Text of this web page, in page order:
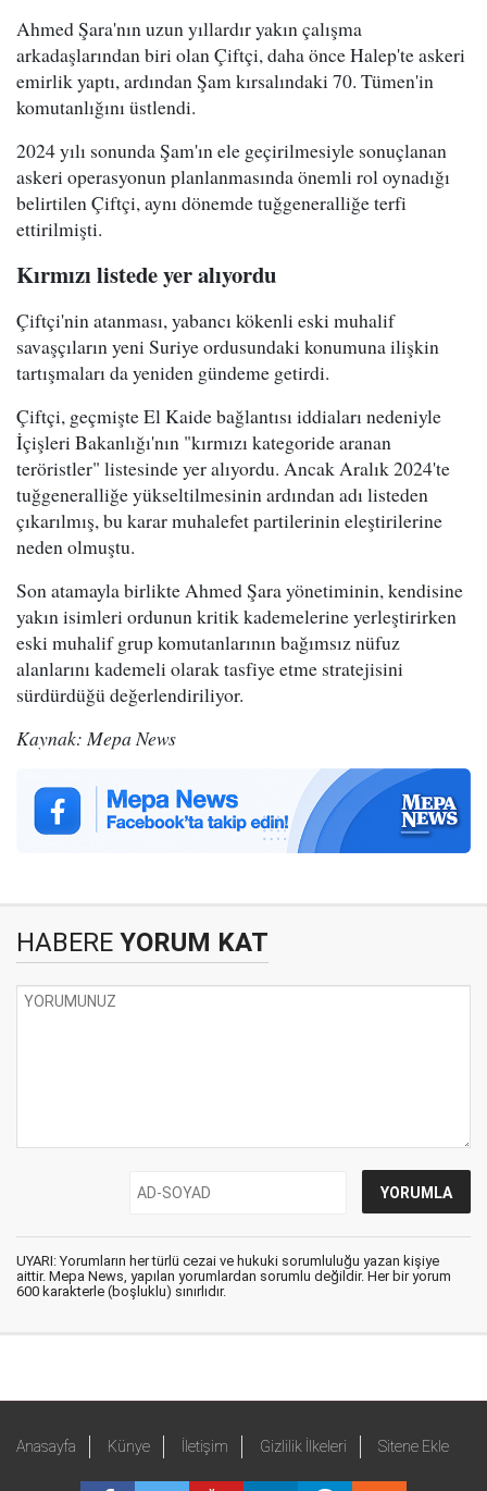
Ahmed Şara'nın uzun yıllardır yakın çalışma
arkadaşlarından biri olan Çiftçi, daha önce Halep'te askeri
emirlik yaptı, ardından Şam kırsalındaki 70. Tümen'in
komutanlığını üstlendi.
2024 yılı sonunda Şam'ın ele geçirilmesiyle sonuçlanan
askeri operasyonun planlanmasında önemli rol oynadığı
belirtilen Çiftçi, aynı dönemde tuğgeneralliğe terfi
ettirilmişti.
Kırmızı listede yer alıyordu
Çiftçi'nin atanması, yabancı kökenli eski muhalif
savaşçıların yeni Suriye ordusundaki konumuna ilişkin
tartışmaları da yeniden gündeme getirdi.
Çiftçi, geçmişte El Kaide bağlantısı iddiaları nedeniyle
İçişleri Bakanlığı'nın "kırmızı kategoride aranan
teröristler" listesinde yer alıyordu. Ancak Aralık 2024'te
tuğgeneralliğe yükseltilmesinin ardından adı listeden
çıkarılmış, bu karar muhalefet partilerinin eleştirilerine
neden olmuştu.
Son atamayla birlikte Ahmed Şara yönetiminin, kendisine
yakın isimleri ordunun kritik kademelerine yerleştirirken
eski muhalif grup komutanlarının bağımsız nüfuz
alanlarını kademeli olarak tasfiye etme stratejisini
sürdürdüğü değerlendiriliyor.
Kaynak: Mepa News
HABERE YORUM KAT
UYARI: Yorumların her türlü cezai ve hukuki sorumluluğu yazan kişiye
aittir. Mepa News, yapılan yorumlardan sorumlu değildir. Her bir yorum
600 karakterle (boşluklu) sınırlıdır.
Anasayfa Künye İletişim Gizlilik İlkeleri Sitene Ekle